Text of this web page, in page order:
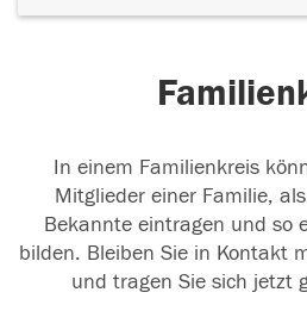
In einem Familienkreis
Mitglieder einer Familie,
Bekannte eintragen und so
bilden. Bleiben Sie in Kontakt
und tragen Sie sich jetzt